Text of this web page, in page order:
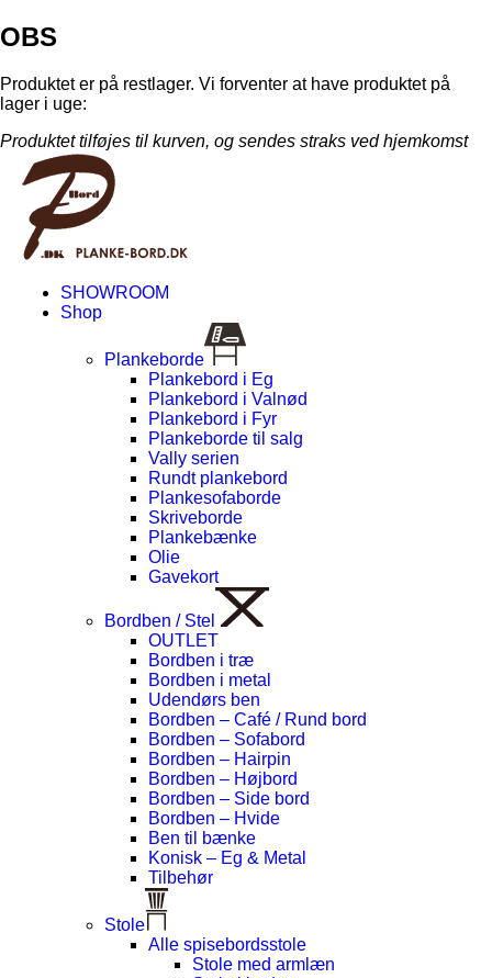
OBS
Produktet er på restlager. Vi forventer at have produktet på
lager i uge:
Produktet tilføjes til kurven, og sendes straks ved hjemkomst
SHOWROOM
Shop
Plankeborde
Plankebord i Eg
Plankebord i Valnød
Plankebord i Fyr
Plankeborde til salg
Vally serien
Rundt plankebord
Plankesofaborde
Skriveborde
Plankebænke
Olie
Gavekort
Bordben / Stel
OUTLET
Bordben i træ
Bordben i metal
Udendørs ben
Bordben – Café / Rund bord
Bordben – Sofabord
Bordben – Hairpin
Bordben – Højbord
Bordben – Side bord
Bordben – Hvide
Ben til bænke
Konisk – Eg & Metal
Tilbehør
Stole
Alle spisebordsstole
Stole med armlæn